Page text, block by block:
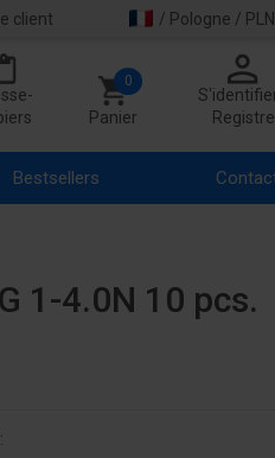
client / Pologne /
Panier
0
Registre
Bestsellers
1-4.0N 10 pcs.